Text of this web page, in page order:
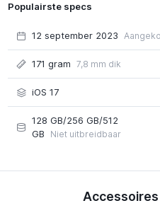
Populairste specs
12 september 2023
171 gram 7,8 mm dik
iOS 17
128 GB/256 GB/512
GB
Niet uitbreidbaar
Accessoires